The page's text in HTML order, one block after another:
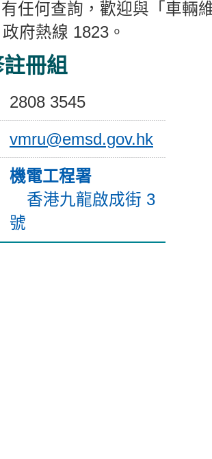
任何查詢，歡迎與「車輛
政府熱線 1823 。
冊組
2808 3545
vmru@emsd.gov.hk
機電工程署
香港九龍啟成街 3
號